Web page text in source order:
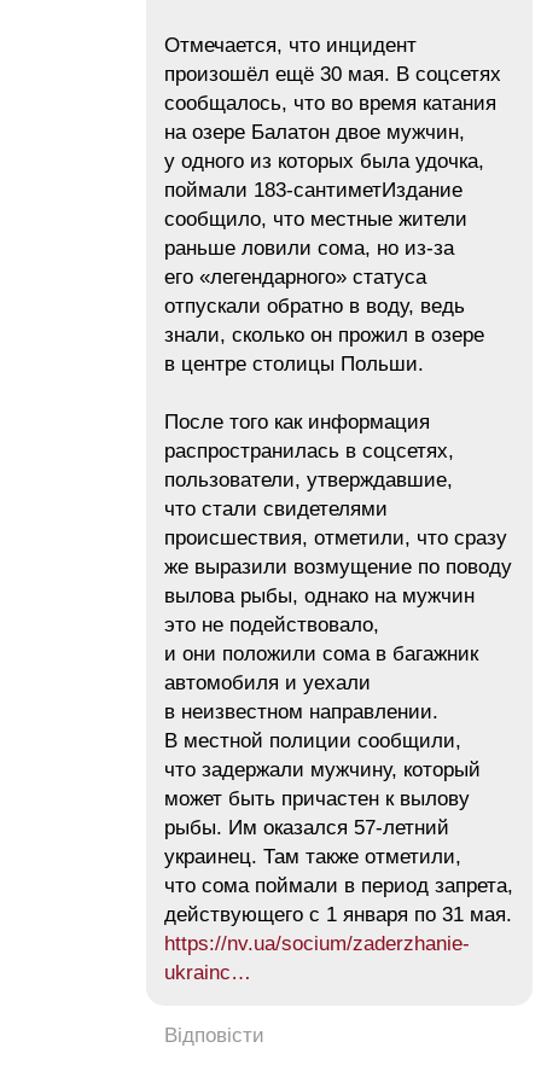
Отмечается, что инцидент
произошёл ещё 30 мая. В соцсетях
сообщалось, что во время катания
на озере Балатон двое мужчин,
у одного из которых была удочка,
поймали 183-сантиметИздание
сообщило, что местные жители
раньше ловили сома, но из-за
его «легендарного» статуса
отпускали обратно в воду, ведь
знали, сколько он прожил в озере
в центре столицы Польши.
После того как информация
распространилась в соцсетях,
пользователи, утверждавшие,
что стали свидетелями
происшествия, отметили, что сразу
же выразили возмущение по поводу
вылова рыбы, однако на мужчин
это не подействовало,
и они положили сома в багажник
автомобиля и уехали
в неизвестном направлении.
В местной полиции сообщили,
что задержали мужчину, который
может быть причастен к вылову
рыбы. Им оказался 57-летний
украинец. Там также отметили,
что сома поймали в период запрета,
действующего с 1 января по 31 мая.
https://nv.ua/socium/zaderzhanie-
ukrainc…
Відповісти